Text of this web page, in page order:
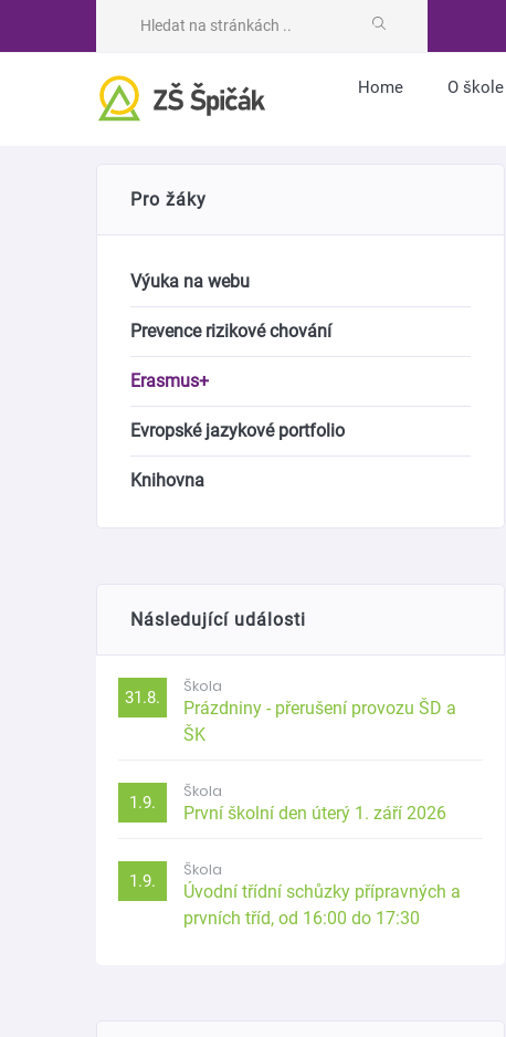
Home O škole
Pro žáky
Výuka na webu
Prevence rizikové chování
Erasmus+
Evropské jazykové portfolio
Knihovna
Následující události
31.8.
Škola
Prázdniny - přerušení provozu ŠD a
ŠK
1.9.
Škola
První školní den úterý 1. září 2026
1.9.
Škola
Úvodní třídní schůzky přípravných a
prvních tříd, od 16:00 do 17:30